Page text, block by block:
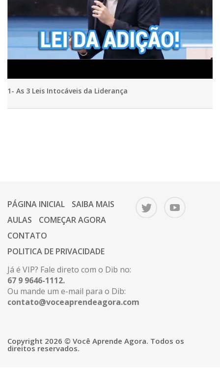
1- As 3 Leis Intocáveis da Liderança
PÁGINA INICIAL
SAIBA MAIS
AULAS
COMEÇAR AGORA
CONTATO
POLITICA DE PRIVACIDADE
Já é VIP? Fale direto com o Dib no:
67 9 9646-1112.
Ou mande um e-mail para o Dib:
contato@voceaprendeagora.com
Copyright 2026 © Você Aprende Agora. Todos os
direitos reservados.